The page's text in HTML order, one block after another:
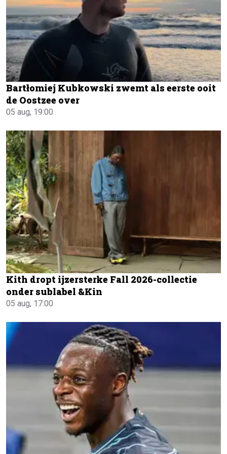
Bartłomiej Kubkowski zwemt als eerste ooit
de Oostzee over
05 aug, 19:00
Kith dropt ijzersterke Fall 2026-collectie
onder sublabel &Kin
05 aug, 17:00